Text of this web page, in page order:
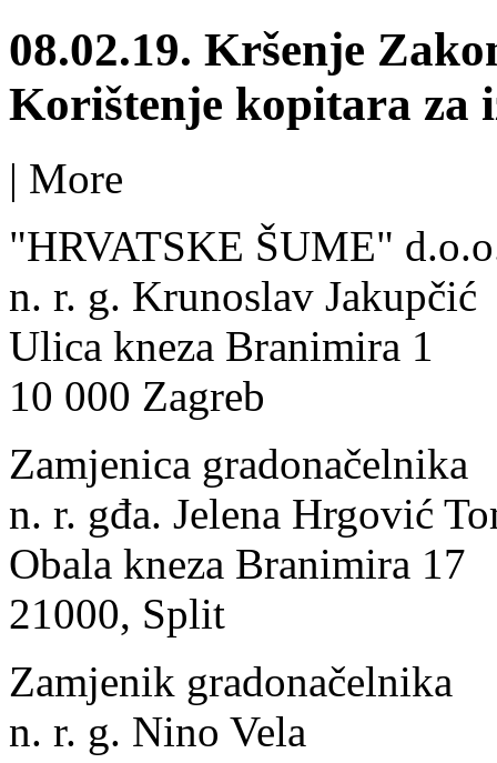
08.02.19. Kršenje
Korištenje kopitara za
| More
"HRVATSKE ŠUME"
n. r. g. Krunoslav Jakupčić
Ulica kneza Branimira 1
10 000 Zagreb
Zamjenica gradonačelnika
n. r. gđa. Jelena Hrgović
Obala kneza Branimira 17
21000, Split
Zamjenik gradonačelnika
n. r. g. Nino Vela